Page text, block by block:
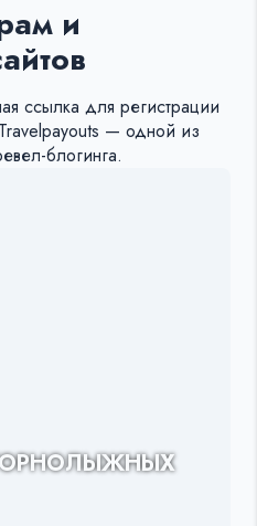
и
ссылка для регистрации
— одной из
блогинга.